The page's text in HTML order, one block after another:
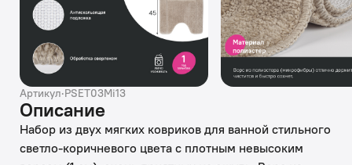
Артикул·PSET03Mi13
Описание
Набор из двух мягких ковриков для ванной стильного
светло-коричневого цвета с плотным невысоким